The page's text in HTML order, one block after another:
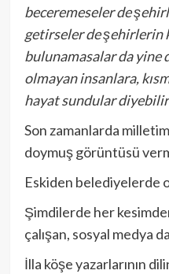
beceremeseler de
getirseler de şehirlerin
bulunamasalar da yine
olmayan insanlara,
hayat sundular
Son zamanlarda
doymuş görüntüsü
Eskiden belediyelerde
Şimdilerde her
çalışan, sosyal medya
İlla köşe yazarlarının